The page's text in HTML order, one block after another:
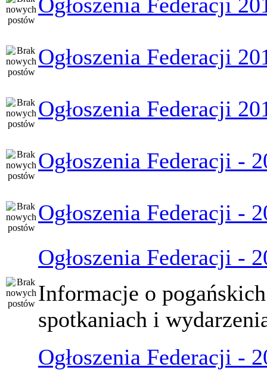
Ogłoszenia Federacji
Ogłoszenia Federacji
Ogłoszenia Federacji -
Ogłoszenia Federacji -
Ogłoszenia Federacji -
Informacje o pogańskich
spotkaniach i
Ogłoszenia Federacji -